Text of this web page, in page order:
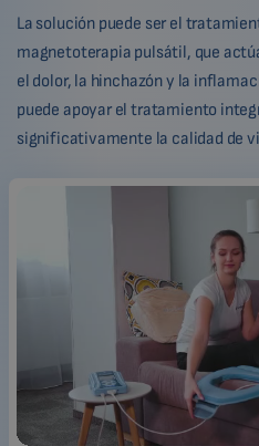
La solución puede ser el
magnetoterapia pulsátil, que
el dolor, la hinchazón y la
puede apoyar el tratamiento
significativamente la calidad de